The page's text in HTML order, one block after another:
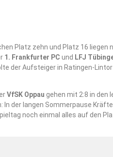
Platz zehn und Platz 16 liegen
1. Frankfurter PC und LFJ
der Aufsteiger in Ratingen-
VfSK Oppau gehen mit 2:8 in den
der langen Sommerpause
noch einmal alles auf den